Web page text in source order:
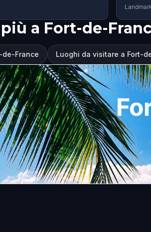
a Fort-de-
de-France Luoghi da visitare a Fort-